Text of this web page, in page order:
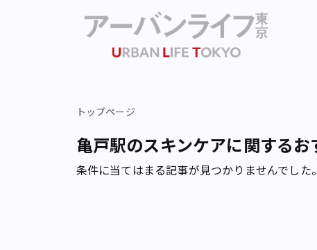
トップページ
亀戸駅のスキンケアに関する
条件に当てはまる記事が見つかりませんでした。